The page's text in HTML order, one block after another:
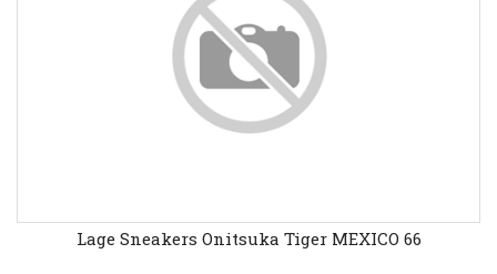
Lage Sneakers Onitsuka Tiger MEXICO 66